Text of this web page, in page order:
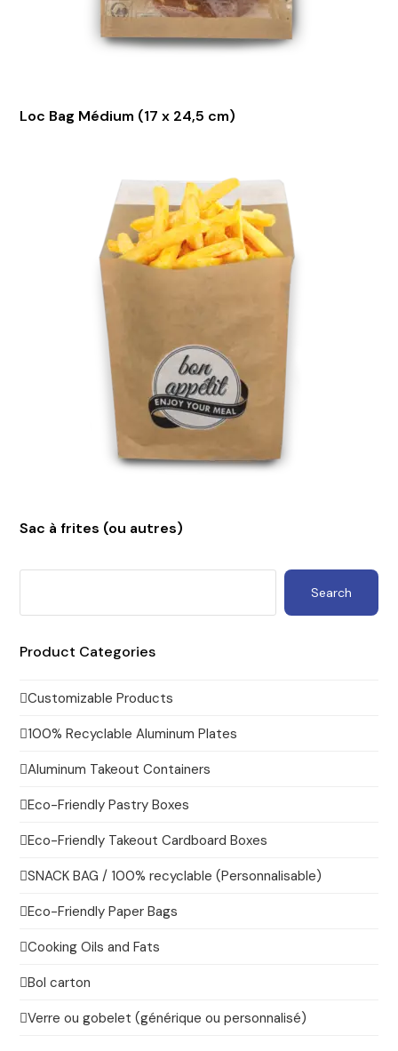
Loc Bag Médium (17 x 24,5 cm)
Sac à frites (ou autres)
Search
Product Categories
Customizable Products
100% Recyclable Aluminum Plates
Aluminum Takeout Containers
Eco-Friendly Pastry Boxes
Eco-Friendly Takeout Cardboard Boxes
SNACK BAG / 100% recyclable (Personnalisable)
Eco-Friendly Paper Bags
Cooking Oils and Fats
Bol carton
Verre ou gobelet (générique ou personnalisé)